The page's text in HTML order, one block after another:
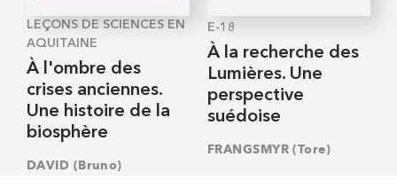
LEÇONS DE SCIENCES EN
AQUITAINE
À l'ombre des
crises anciennes.
Une histoire de la
biosphère
DAVID (Bruno)
E-18
À la recherche des
Lumières. Une
perspective
suédoise
FRANGSMYR (Tore)